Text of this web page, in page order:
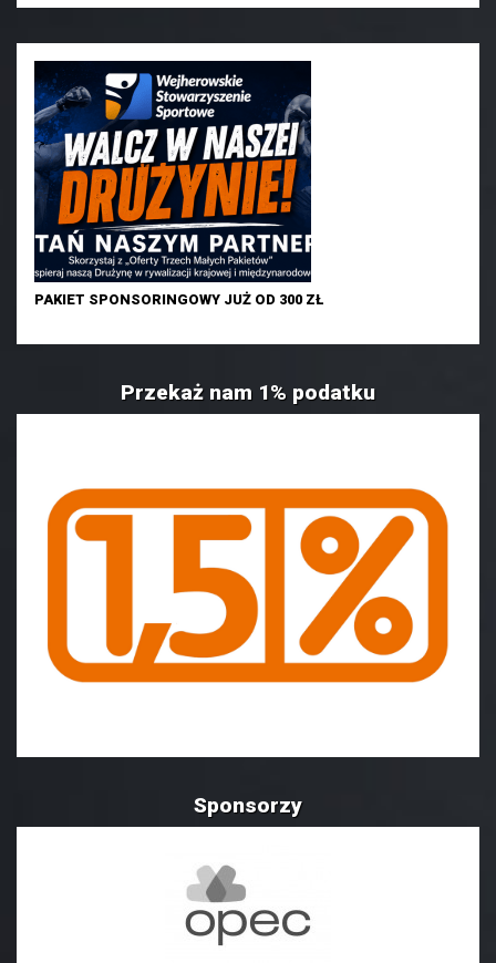
PAKIET SPONSORINGOWY JUŻ OD 300 ZŁ
Przekaż nam 1% podatku
Sponsorzy